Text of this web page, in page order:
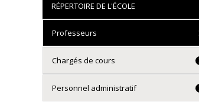
RÉPERTOIRE DE L'ÉCOLE
Professeurs
Chargés de cours
Personnel administratif